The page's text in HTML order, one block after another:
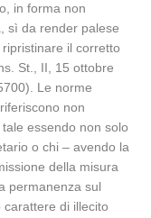
in forma non
sì da render palese
il corretto
St., II, 15 ottobre
Le norme
non
tale essendo non solo
o chi – avendo la
della misura
permanenza sul
di illecito